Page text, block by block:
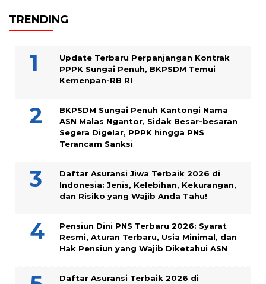
TRENDING
Update Terbaru Perpanjangan Kontrak
PPPK Sungai Penuh, BKPSDM Temui
Kemenpan-RB RI
BKPSDM Sungai Penuh Kantongi Nama
ASN Malas Ngantor, Sidak Besar-besaran
Segera Digelar, PPPK hingga PNS
Terancam Sanksi
Daftar Asuransi Jiwa Terbaik 2026 di
Indonesia: Jenis, Kelebihan, Kekurangan,
dan Risiko yang Wajib Anda Tahu!
Pensiun Dini PNS Terbaru 2026: Syarat
Resmi, Aturan Terbaru, Usia Minimal, dan
Hak Pensiun yang Wajib Diketahui ASN
Daftar Asuransi Terbaik 2026 di